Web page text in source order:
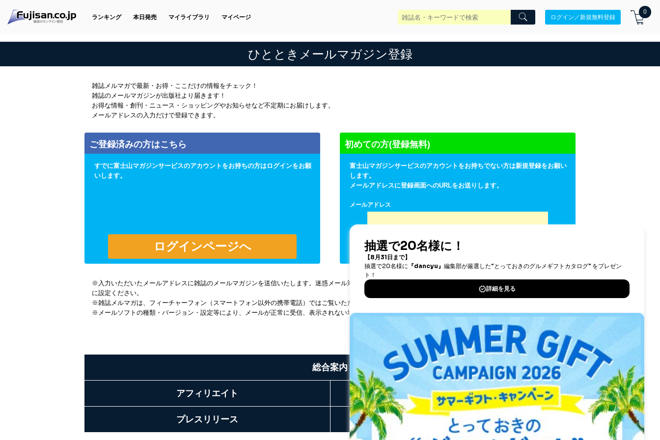
ランキング 本日発売 マイライブラリ マイページ ログイン／新規無料登録
0
ひとときメールマガジン登録
雑誌メルマガで最新・お得・ここだけの情報をチェック！
雑誌のメールマガジンが出版社より届きます！
お得な情報・創刊・ニュース・ショッピングやお知らせなど不定期にお届けします。
メールアドレスの入力だけで登録できます。
ご登録済みの方はこちら
すでに富士山マガジンサービスのアカウントをお持ちの方はログインをお願
いします。
初めての方(登録無料)
富士山マガジンサービスのアカウントをお持ちでない方は新規登録をお願い
します。
メールアドレスに登録画面へのURLをお送りします。
メールアドレス
送信
※入力いただいたメールアドレスに雑誌のメールマガジンを送信いたします。迷惑メール対策設定をされている場合、「fujisan.co.jp」からのメールを受信出来るよう
に設定ください。
※雑誌メルマガは、フィーチャーフォン（スマートフォン以外の携帯電話）ではご覧いただけません。パソコン、スマートフォン、タブレットよりご登録ください。
※メールソフトの種類・バージョン・設定等により、メールが正常に受信、表示されない場合があります。
総合案内
アフィリエイト 採用情報
プレスリリース お問い合わせ